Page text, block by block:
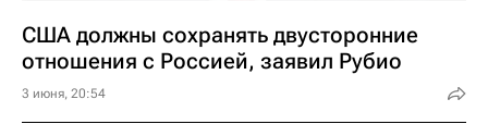
США должны сохранять двусторонние
отношения с Россией, заявил Рубио
3 июня, 20:54